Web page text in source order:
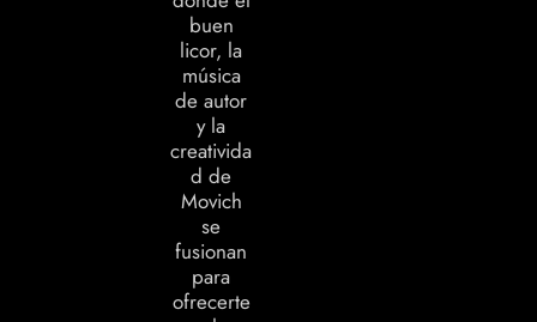
buen
licor, la
música
de autor
y la
creativida
d de
Movich
se
fusionan
para
ofrecerte